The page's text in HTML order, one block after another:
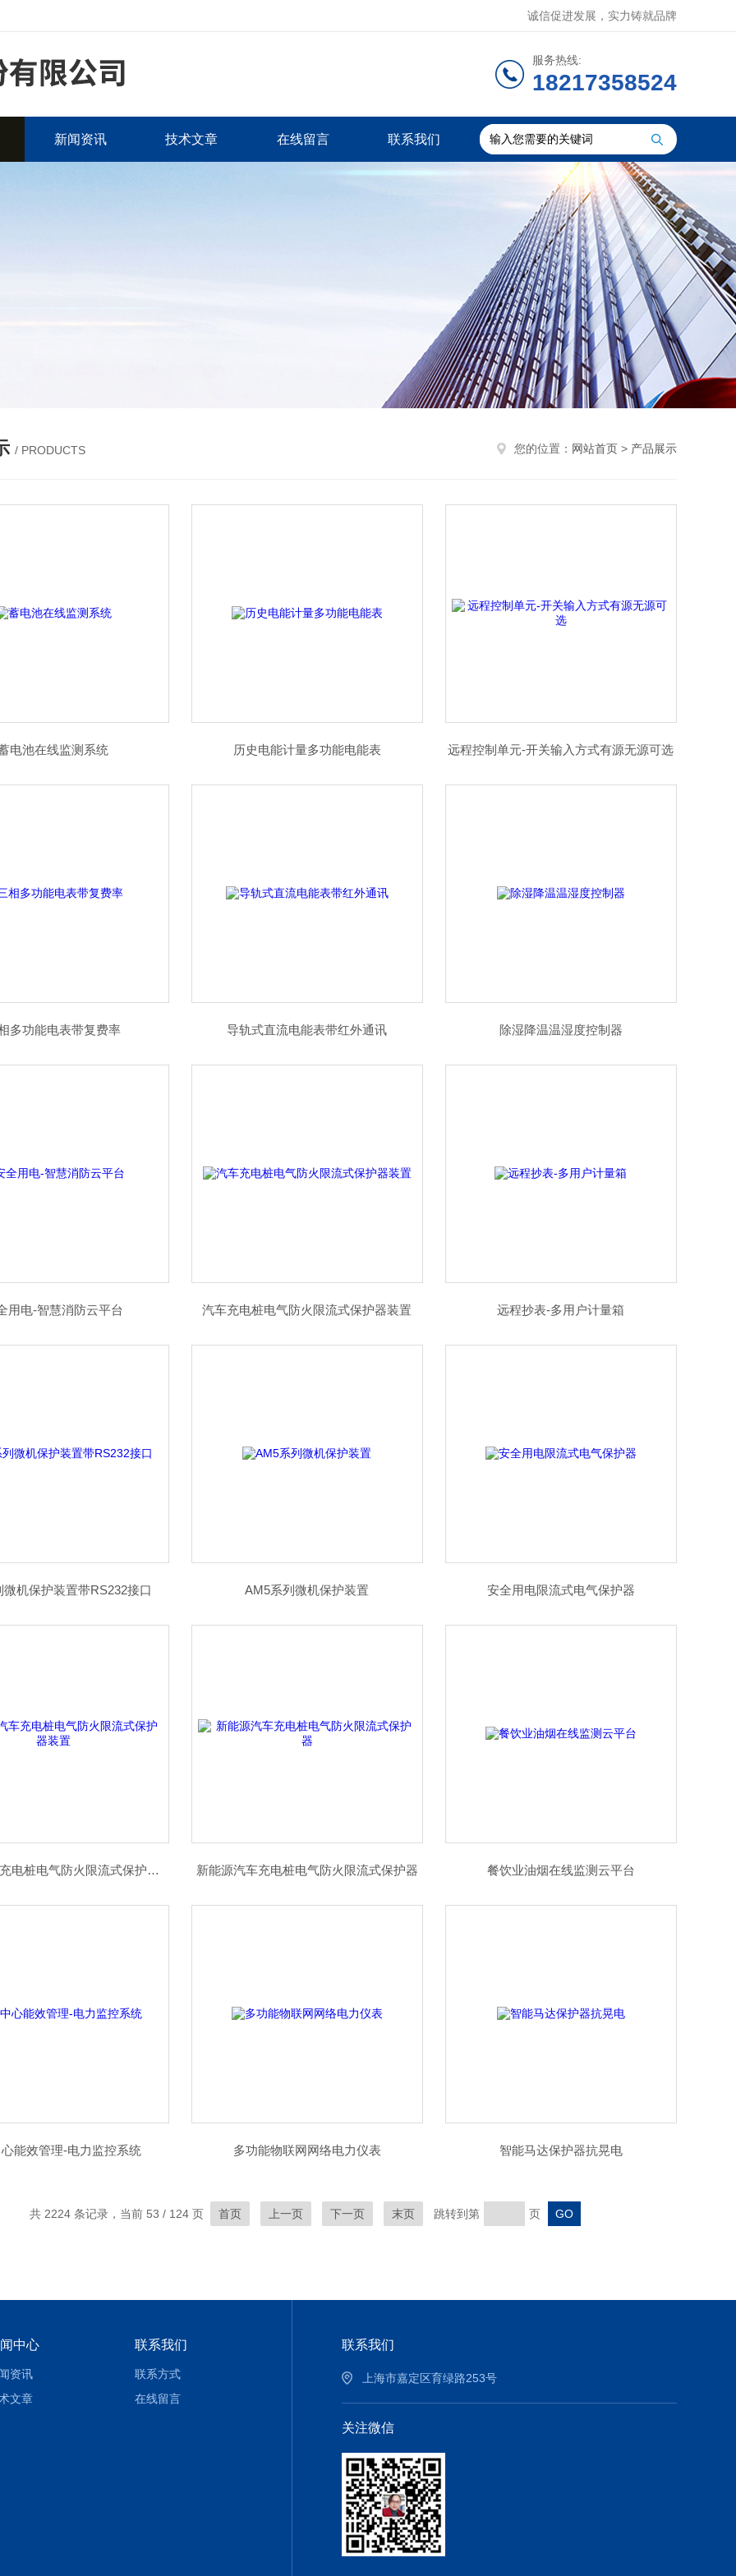
诚信促进发展，实力铸就品牌
服务热线:
18217358524
新闻资讯 技术文章 在线留言 联系我们
/ PRODUCTS 您的位置： 网站首页 > 产品展示
电池在线监测系统 历史电能计量多功能电能表 远程控制单元-开关输入方式有源无源可选
多功能电表带复费率 导轨式直流电能表带红外通讯 除湿降温温湿度控制器
用电-智慧消防云平台 汽车充电桩电气防火限流式保护器装置 远程抄表-多用户计量箱
微机保护装置带RS232接口 AM5系列微机保护装置 安全用电限流式电气保护器
新能源汽车充电桩电气防火限流式保护器装置 新能源汽车充电桩电气防火限流式保护器 餐饮业油烟在线监测云平台
能效管理-电力监控系统 多功能物联网网络电力仪表 智能马达保护器抗晃电
共 2224 条记录，当前 53 / 124 页 首页 上一页 下一页 末页 跳转到第 页
中心
资讯
文章
联系我们
联系方式
在线留言
联系我们
上海市嘉定区育绿路253号
关注微信